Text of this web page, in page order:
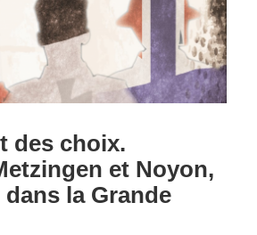
des choix.
et Noyon,
la Grande